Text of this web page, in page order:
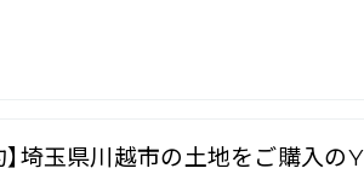
】埼玉県川越市の土地をご購入のY